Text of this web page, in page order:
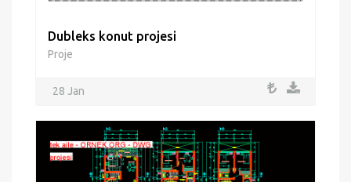
Dubleks konut projesi
Proje
28 Jan